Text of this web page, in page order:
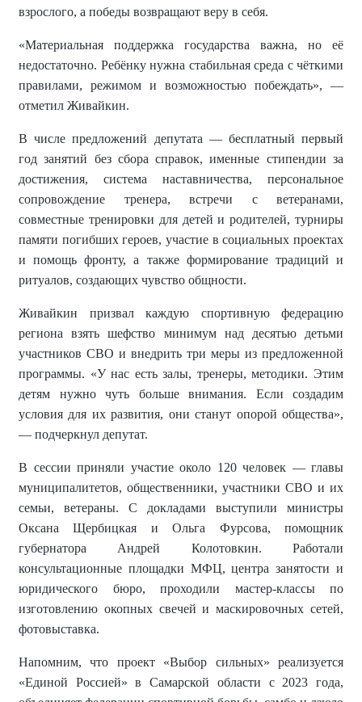
взрослого, а победы возвращают веру в себя.
«Материальная поддержка государства важна, но её
недостаточно. Ребёнку нужна стабильная среда с чёткими
правилами, режимом и возможностью побеждать», —
отметил Живайкин.
В числе предложений депутата — бесплатный первый
год занятий без сбора справок, именные стипендии за
достижения, система наставничества, персональное
сопровождение тренера, встречи с ветеранами,
совместные тренировки для детей и родителей, турниры
памяти погибших героев, участие в социальных проектах
и помощь фронту, а также формирование традиций и
ритуалов, создающих чувство общности.
Живайкин призвал каждую спортивную федерацию
региона взять шефство минимум над десятью детьми
участников СВО и внедрить три меры из предложенной
программы. «У нас есть залы, тренеры, методики. Этим
детям нужно чуть больше внимания. Если создадим
условия для их развития, они станут опорой общества»,
— подчеркнул депутат.
В сессии приняли участие около 120 человек — главы
муниципалитетов, общественники, участники СВО и их
семьи, ветераны. С докладами выступили министры
Оксана Щербицкая и Ольга Фурсова, помощник
губернатора Андрей Колотовкин. Работали
консультационные площадки МФЦ, центра занятости и
юридического бюро, проходили мастер-классы по
изготовлению окопных свечей и маскировочных сетей,
фотовыставка.
Напомним, что проект «Выбор сильных» реализуется
«Единой Россией» в Самарской области с 2023 года,